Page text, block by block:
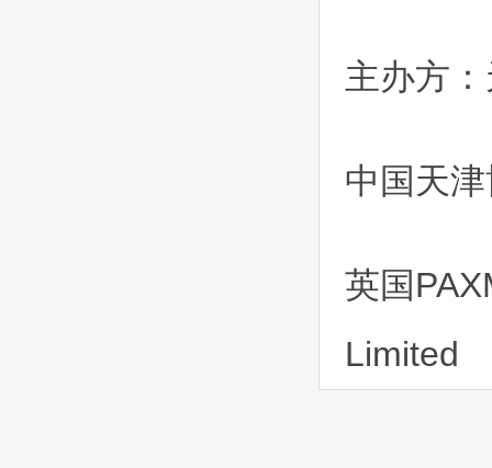
主办方
中国天
英国
Limited